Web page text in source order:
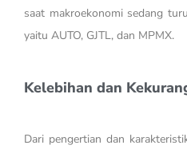
saat makroekonomi sedang
yaitu AUTO, GJTL, dan MPMX.
Kelebihan dan
Dari pengertian dan